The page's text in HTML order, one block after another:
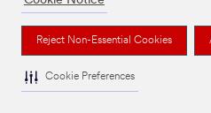
Reject Non-Essential Cookies
Cookie Preferences